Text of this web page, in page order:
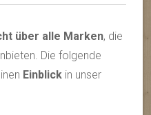
über alle Marken, die
Die folgende
Einblick in unser